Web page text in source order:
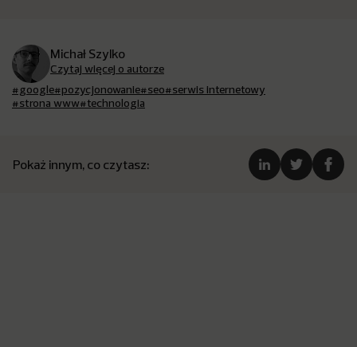
Michał Szylko
Czytaj więcej o autorze
#google#pozycjonowanie#seo#serwis internetowy
#strona www#technologia
Pokaż innym, co czytasz: